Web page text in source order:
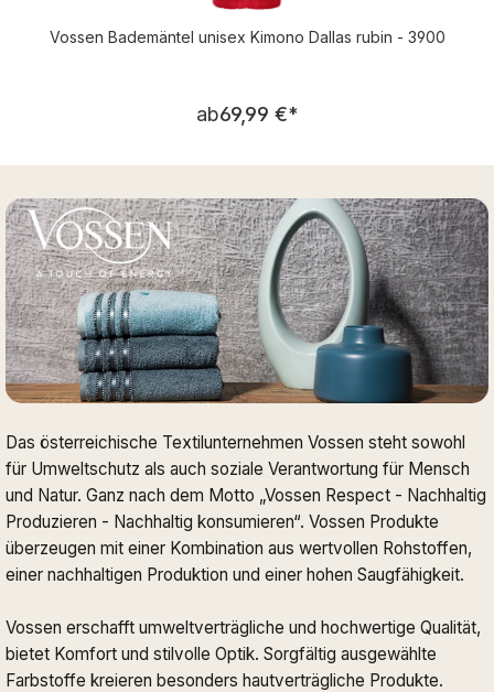
Vossen Bademäntel unisex Kimono Dallas rubin - 3900
Regulärer Preis:
ab69,99 €*
Das österreichische Textilunternehmen Vossen steht sowohl
für Umweltschutz als auch soziale Verantwortung für Mensch
und Natur. Ganz nach dem Motto „Vossen Respect - Nachhaltig
Produzieren - Nachhaltig konsumieren“. Vossen Produkte
überzeugen mit einer Kombination aus wertvollen Rohstoffen,
einer nachhaltigen Produktion und einer hohen Saugfähigkeit.
Vossen erschafft umweltverträgliche und hochwertige Qualität,
bietet Komfort und stilvolle Optik. Sorgfältig ausgewählte
Farbstoffe kreieren besonders hautverträgliche Produkte.